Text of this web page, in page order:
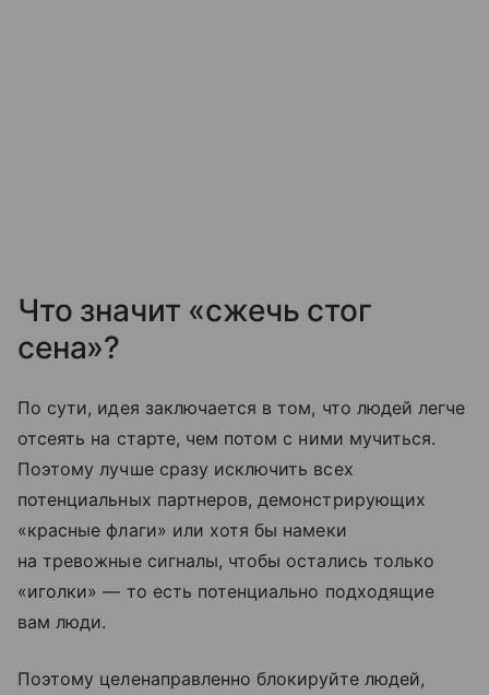
Что значит «сжечь стог
сена»?
По сути, идея заключается в том, что людей легче
отсеять на старте, чем потом с ними мучиться.
Поэтому лучше сразу исключить всех
потенциальных партнеров, демонстрирующих
«красные флаги» или хотя бы намеки
на тревожные сигналы, чтобы остались только
«иголки» — то есть потенциально подходящие
вам люди.
Поэтому целенаправленно блокируйте людей,